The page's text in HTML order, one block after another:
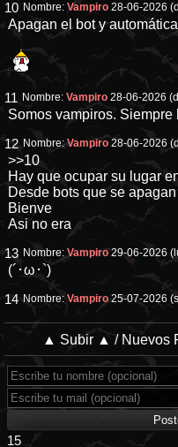
10 Nombre:Vampiro 28-06-2026
Apagan el bot y
11 Nombre:Vampiro 28-06-2026
Somos vampiros. Siempre
12 Nombre:Vampiro 28-06-2026
>>10
Hay que ocupar su lugar
Desde bots que se
Bienve
Asi no era
13 Nombre:Vampiro 29-06-2026
(´･ω･`)
14 Nombre:Vampiro 25-07-2026
▲ Subir ▲ / Nuevos
15